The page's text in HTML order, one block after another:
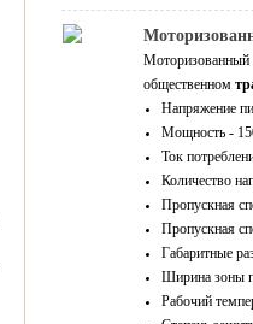
Моторизованный
общественном
Напряжение
Мощность -
Ток
Количество
Пропускная
Пропускная
Габаритные
Ширина зоны
Рабочий